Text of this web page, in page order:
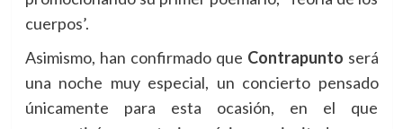
cuerpos’.
Asimismo, han confirmado que Contrapunto será
una noche muy especial, un concierto pensado
únicamente para esta ocasión, en el que